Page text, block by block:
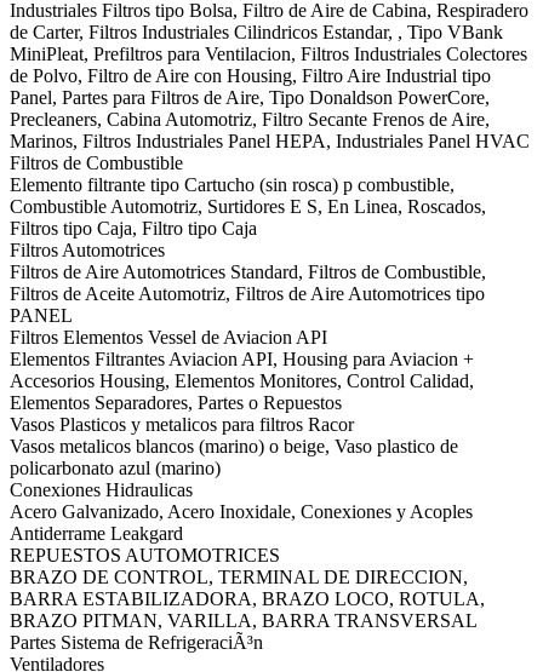
Industriales Filtros tipo Bolsa, Filtro de Aire de Cabina, Respiradero
de Carter, Filtros Industriales Cilindricos Estandar, , Tipo VBank
MiniPleat, Prefiltros para Ventilacion, Filtros Industriales Colectores
de Polvo, Filtro de Aire con Housing, Filtro Aire Industrial tipo
Panel, Partes para Filtros de Aire, Tipo Donaldson PowerCore,
Precleaners, Cabina Automotriz, Filtro Secante Frenos de Aire,
Marinos, Filtros Industriales Panel HEPA, Industriales Panel HVAC
Filtros de Combustible
Elemento filtrante tipo Cartucho (sin rosca) p combustible,
Combustible Automotriz, Surtidores E S, En Linea, Roscados,
Filtros tipo Caja, Filtro tipo Caja
Filtros Automotrices
Filtros de Aire Automotrices Standard, Filtros de Combustible,
Filtros de Aceite Automotriz, Filtros de Aire Automotrices tipo
PANEL
Filtros Elementos Vessel de Aviacion API
Elementos Filtrantes Aviacion API, Housing para Aviacion +
Accesorios Housing, Elementos Monitores, Control Calidad,
Elementos Separadores, Partes o Repuestos
Vasos Plasticos y metalicos para filtros Racor
Vasos metalicos blancos (marino) o beige, Vaso plastico de
policarbonato azul (marino)
Conexiones Hidraulicas
Acero Galvanizado, Acero Inoxidale, Conexiones y Acoples
Antiderrame Leakgard
REPUESTOS AUTOMOTRICES
BRAZO DE CONTROL, TERMINAL DE DIRECCION,
BARRA ESTABILIZADORA, BRAZO LOCO, ROTULA,
BRAZO PITMAN, VARILLA, BARRA TRANSVERSAL
Partes Sistema de RefrigeraciÃ³n
Ventiladores